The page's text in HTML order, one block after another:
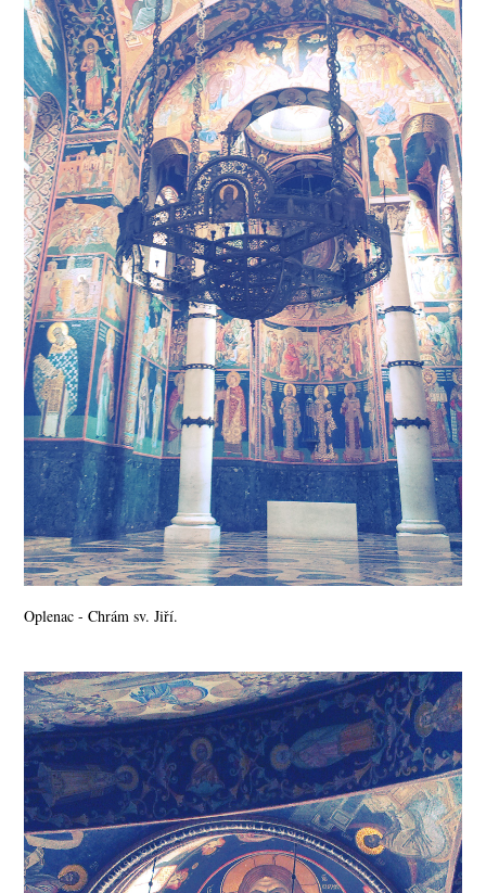
Oplenac - Chrám sv. Jiří.